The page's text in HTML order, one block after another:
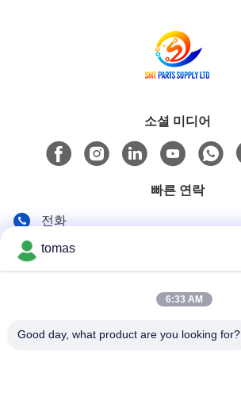
소셜 미디어
빠른 연락
전화
86--13861307079
tomas@smtmachine-parts.com
주소
tomas
6:33 AM
Good day, what product are you looking for?